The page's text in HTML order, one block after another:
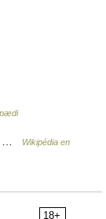
…
Wikipédia en
18+